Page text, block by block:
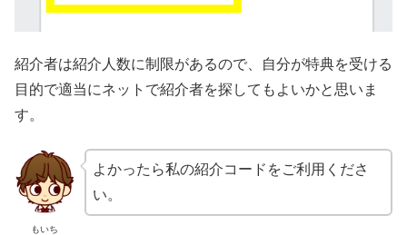
紹介者は紹介人数に制限があるので、自分が特典を受ける
目的で適当にネットで紹介者を探してもよいかと思いま
す。
もいち
よかったら私の紹介コードをご利用くださ
い。